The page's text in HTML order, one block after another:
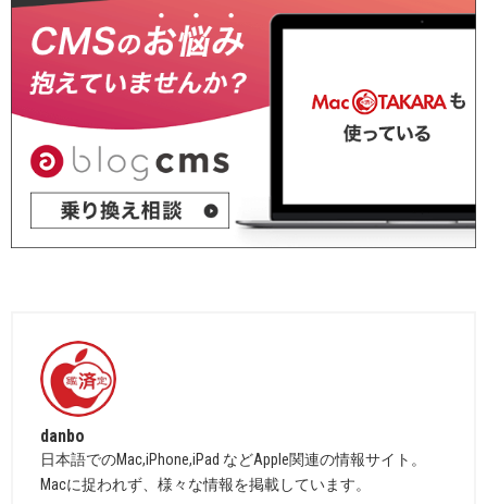
danbo
日本語でのMac,iPhone,iPad などApple関連の情報サイト。
Macに捉われず、様々な情報を掲載しています。